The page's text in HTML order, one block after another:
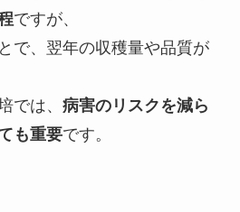
ですが、
で、翌年の収穫量や品質が
では、 病害のリスクを減ら
も重要です。